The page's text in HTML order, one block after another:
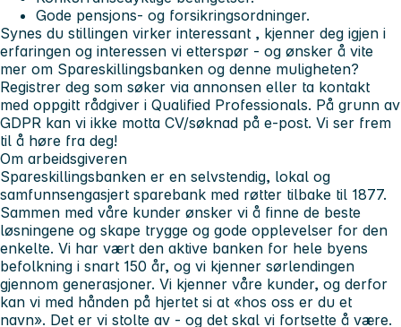
Gode pensjons- og forsikringsordninger.
Synes du stillingen virker interessant , kjenner deg igjen i
erfaringen og interessen vi etterspør - og ønsker å vite
mer om Spareskillingsbanken og denne muligheten?
Registrer deg som søker via annonsen eller ta kontakt
med oppgitt rådgiver i Qualified Professionals. På grunn av
GDPR kan vi ikke motta CV/søknad på e-post. Vi ser frem
til å høre fra deg!
Om arbeidsgiveren
Spareskillingsbanken er en selvstendig, lokal og
samfunnsengasjert sparebank med røtter tilbake til 1877.
Sammen med våre kunder ønsker vi å finne de beste
løsningene og skape trygge og gode opplevelser for den
enkelte. Vi har vært den aktive banken for hele byens
befolkning i snart 150 år, og vi kjenner sørlendingen
gjennom generasjoner. Vi kjenner våre kunder, og derfor
kan vi med hånden på hjertet si at «hos oss er du et
navn». Det er vi stolte av - og det skal vi fortsette å være.